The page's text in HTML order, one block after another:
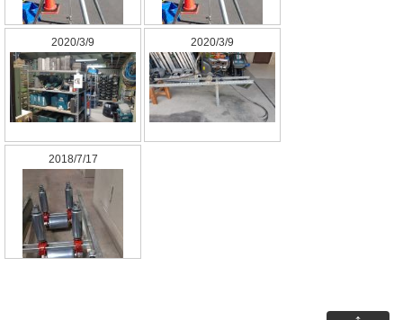
2020/3/9 2020/3/9
2018/7/17